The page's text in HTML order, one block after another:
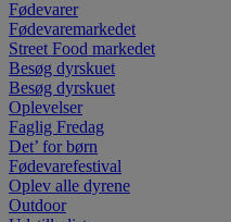
Fødevarer
Fødevaremarkedet
Street Food markedet
Besøg dyrskuet
Besøg dyrskuet
Oplevelser
Faglig Fredag
Det’ for børn
Fødevarefestival
Oplev alle dyrene
Outdoor